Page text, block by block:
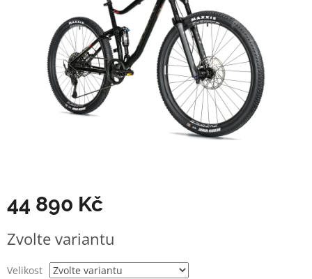
44 890 Kč
cena:
Zvolte variantu
Velikost